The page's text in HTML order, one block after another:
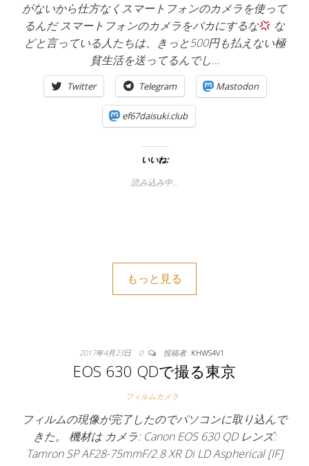
がないから仕方なくスマートフォンのカメラを使って
るんだ スマートフォンのカメラをバカにするな
な
どと言っている人たちは、きっと500円も払えない極
貧生活を送ってるんでし…
Twitter Telegram Mastodon
ef67daisuki.club
いいね:
読み込み中…
もっと見る
2017年4月23日 0 投稿者: KHWS4V1
EOS 630 QDで撮る東京
フィルムカメラ
フィルムの現像が完了したのでパソコンに取り込んで
きた。 機材は カメラ: Canon EOS 630 QD レンズ:
Tamron SP AF28-75mmF/2.8 XR Di LD Aspherical [IF]